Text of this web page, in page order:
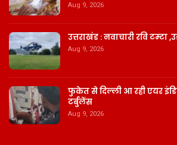
Aug 9, 2026
उत्तराखंड : नवाचारी रवि टम्टा
Aug 9, 2026
फुकेत से दिल्ली आ रही एयर
टर्बुलेंस
Aug 9, 2026